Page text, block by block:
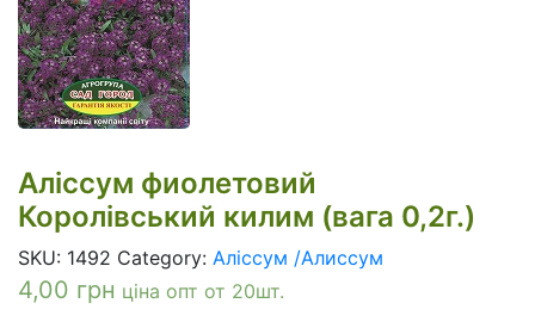
Аліссум фиолетовий
Королівський килим (вага 0,2г.)
SKU: 1492 Category: Аліссум /Алиссум
4,00 грн ціна опт от 20шт.